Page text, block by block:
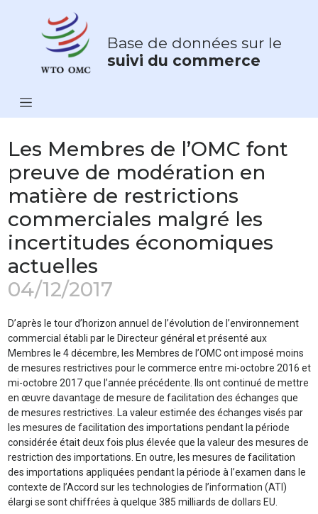
Base de données sur le
suivi du commerce
Les Membres de l’OMC font
preuve de modération en
matière de restrictions
commerciales malgré les
incertitudes économiques
actuelles
04/12/2017
D’après le tour d’horizon annuel de l’évolution de l’environnement
commercial établi par le Directeur général et présenté aux
Membres le 4 décembre, les Membres de l’OMC ont imposé moins
de mesures restrictives pour le commerce entre mi-octobre 2016 et
mi-octobre 2017 que l’année précédente. Ils ont continué de mettre
en œuvre davantage de mesure de facilitation des échanges que
de mesures restrictives. La valeur estimée des échanges visés par
les mesures de facilitation des importations pendant la période
considérée était deux fois plus élevée que la valeur des mesures de
restriction des importations. En outre, les mesures de facilitation
des importations appliquées pendant la période à l’examen dans le
contexte de l’Accord sur les technologies de l’information (ATI)
élargi se sont chiffrées à quelque 385 milliards de dollars EU.